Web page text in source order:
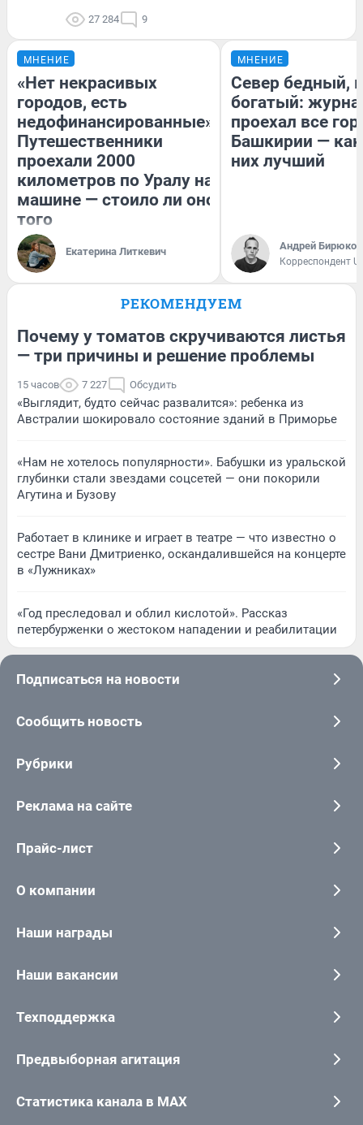
27 284 9
МНЕНИЕ
«Нет некрасивых
городов, есть
недофинансированные».
Путешественники
проехали 2000
километров по Уралу на
машине — стоило ли оно
того
Екатерина Литкевич
МНЕНИЕ
Север бедный,
богатый:
проехал все
Башкирии —
них лучший
Андрей Бирюков
Корреспондент
РЕКОМЕНДУЕМ
Почему у томатов скручиваются листья
— три причины и решение проблемы
15 часов 7 227 Обсудить
«Выглядит, будто сейчас развалится»: ребенка из
Австралии шокировало состояние зданий в Приморье
«Нам не хотелось популярности». Бабушки из уральской
глубинки стали звездами соцсетей — они покорили
Агутина и Бузову
Работает в клинике и играет в театре — что известно о
сестре Вани Дмитриенко, оскандалившейся на концерте
в «Лужниках»
«Год преследовал и облил кислотой». Рассказ
петербурженки о жестоком нападении и реабилитации
Подписаться на новости
Сообщить новость
Рубрики
Реклама на сайте
Прайс-лист
О компании
Наши награды
Наши вакансии
Техподдержка
Предвыборная агитация
Статистика канала в MAX